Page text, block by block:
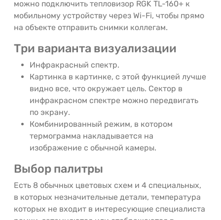
можно подключить тепловизор RGK TL-160+ к
мобильному устройству через Wi-Fi, чтобы прямо
на объекте отправить снимки коллегам.
Три варианта визуализации
Инфракрасный спектр.
Картинка в картинке, с этой функцией лучше
видно все, что окружает цель. Сектор в
инфракрасном спектре можно передвигать
по экрану.
Комбинированный режим, в котором
термограмма накладывается на
изображение с обычной камеры.
Выбор палитры
Есть 8 обычных цветовых схем и 4 специальных,
в которых незначительные детали, температура
которых не входит в интересующие специалиста